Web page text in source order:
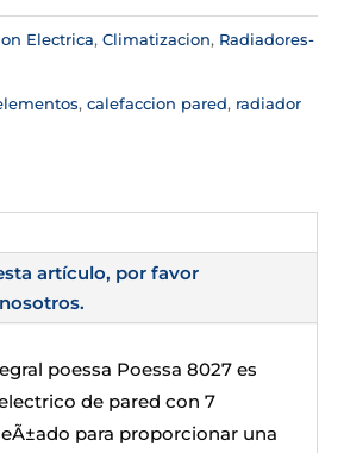
Electrica,Climatizacion, Radiadores-
,calefaccion pared, radiador
artículo, por favor
poessa Poessa 8027 es
de pared con 7
para proporcionar una